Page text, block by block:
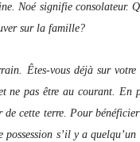
Noé signifie consolateur.
sur la famille?
Êtes-vous déjà sur
ne pas être au courant.
cette terre. Pour
s’il y a